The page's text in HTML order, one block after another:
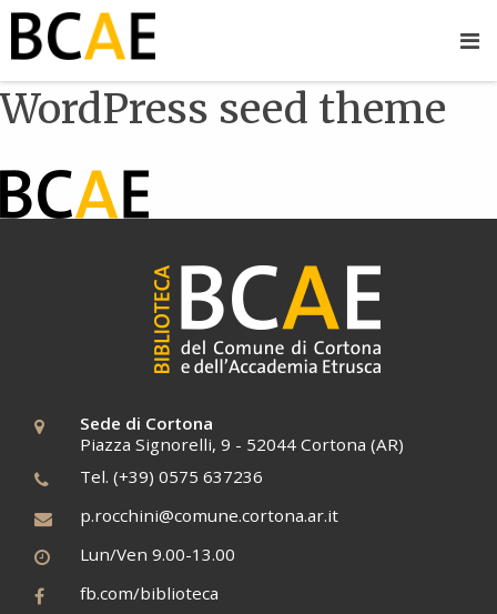
WordPress seed theme
Sede di Cortona
Piazza Signorelli, 9 - 52044 Cortona (AR)
Tel. (+39) 0575 637236
p.rocchini@comune.cortona.ar.it
Lun/Ven 9.00-13.00
fb.com/biblioteca